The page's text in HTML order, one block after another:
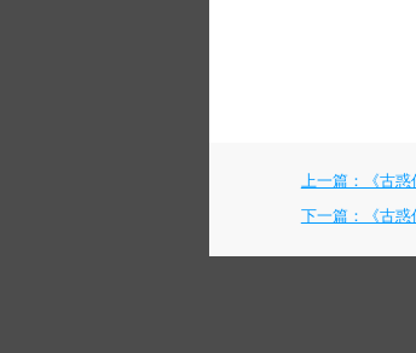
上一篇：《古惑
下一篇：《古